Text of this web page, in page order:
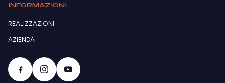
INFORMAZIONI
REALIZZAZIONI
AZIENDA